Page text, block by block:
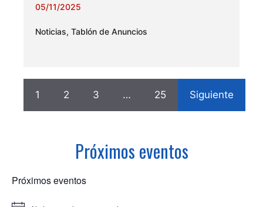
05/11/2025
Noticias, Tablón de Anuncios
1 2 3 … 25 Siguiente
Próximos eventos
Próximos eventos